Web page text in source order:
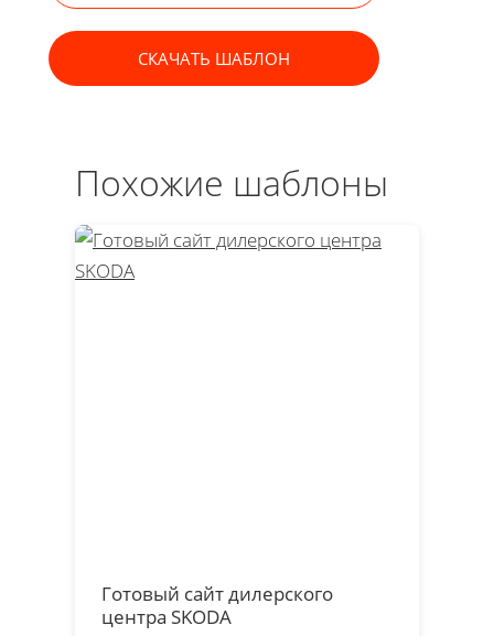
СКАЧАТЬ ШАБЛОН
Похожие шаблоны
Готовый сайт дилерского
центра SKODA